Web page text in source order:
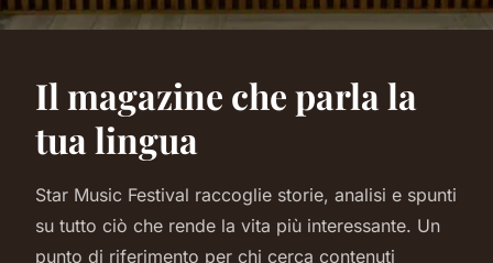
Il magazine che parla la
tua lingua
Star Music Festival raccoglie storie, analisi e spunti
su tutto ciò che rende la vita più interessante. Un
punto di riferimento per chi cerca contenuti